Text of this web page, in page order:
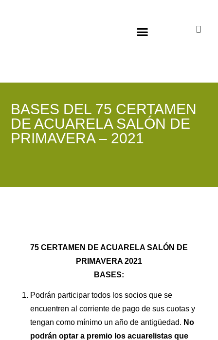
BASES DEL 75 CERTAMEN
DE ACUARELA SALÓN DE
PRIMAVERA – 2021
75 CERTAMEN DE ACUARELA SALÓN DE
PRIMAVERA 2021
BASES:
Podrán participar todos los socios que se
encuentren al corriente de pago de sus cuotas y
tengan como mínimo un año de antigüedad. No
podrán optar a premio los acuarelistas que